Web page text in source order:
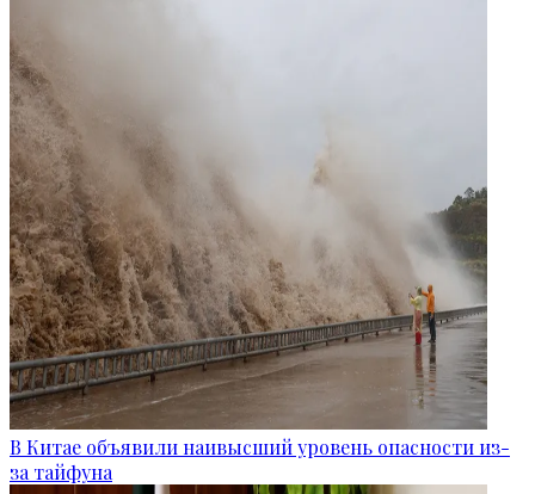
В Китае объявили наивысший уровень опасности из-
за тайфуна